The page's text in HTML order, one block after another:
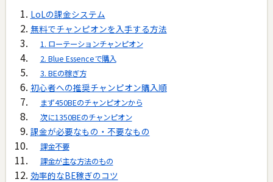
LoLの課金システム
無料でチャンピオンを入手する方法
1. ローテーションチャンピオン
2. Blue Essenceで購入
3. BEの稼ぎ方
初心者への推奨チャンピオン購入順
まず450BEのチャンピオンから
次に1350BEのチャンピオン
課金が必要なもの・不要なもの
課金不要
課金が主な方法のもの
効率的なBE稼ぎのコツ